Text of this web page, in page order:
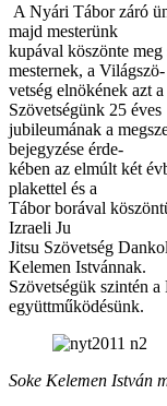
A Nyári Tábor záró
majd mesterünk
kupával köszönte
mesternek, a Világszö-
vetség elnökének azt
Szövetségünk 25 éves
jubileumának a
bejegyzése érde-
kében az elmúlt két
plakettel és a
Tábor borával
Izraeli Ju
Jitsu Szövetség
Kelemen Istvánnak.
Szövetségük szintén
együttműködésünk.
Soke Kelemen István